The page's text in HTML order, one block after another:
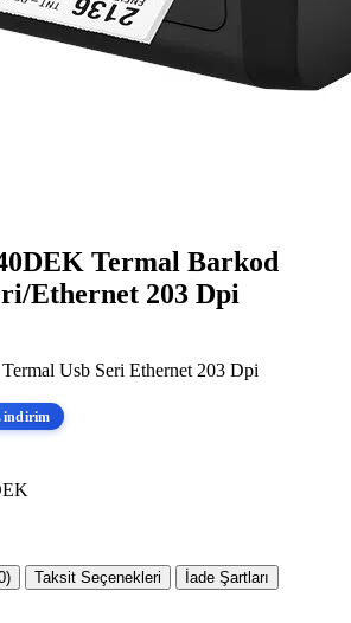
Termal Barkod
Ethernet 203 Dpi
Usb Seri Ethernet 203 Dpi
indirim
Taksit Seçenekleri
İade Şartları